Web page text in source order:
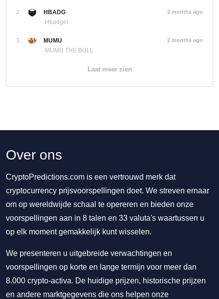
2.
HBADG
Hbadger
2 months ago
3.
MUMU
MUMU THE BULL
2 months ago
Laat meer zien
Over ons
CryptoPredictions.com is een vertrouwd merk dat
cryptocurrency prijsvoorspellingen doet. We streven ernaar
om op wereldwijde schaal te opereren en bieden onze
voorspellingen aan in 8 talen en 33 valuta's waartussen u
op elk moment gemakkelijk kunt wisselen.
We presenteren u uitgebreide verwachtingen en
voorspellingen op korte en lange termijn voor meer dan
8.000 crypto-activa. De huidige prijzen, historische prijzen
en andere marktgegevens die ons helpen onze